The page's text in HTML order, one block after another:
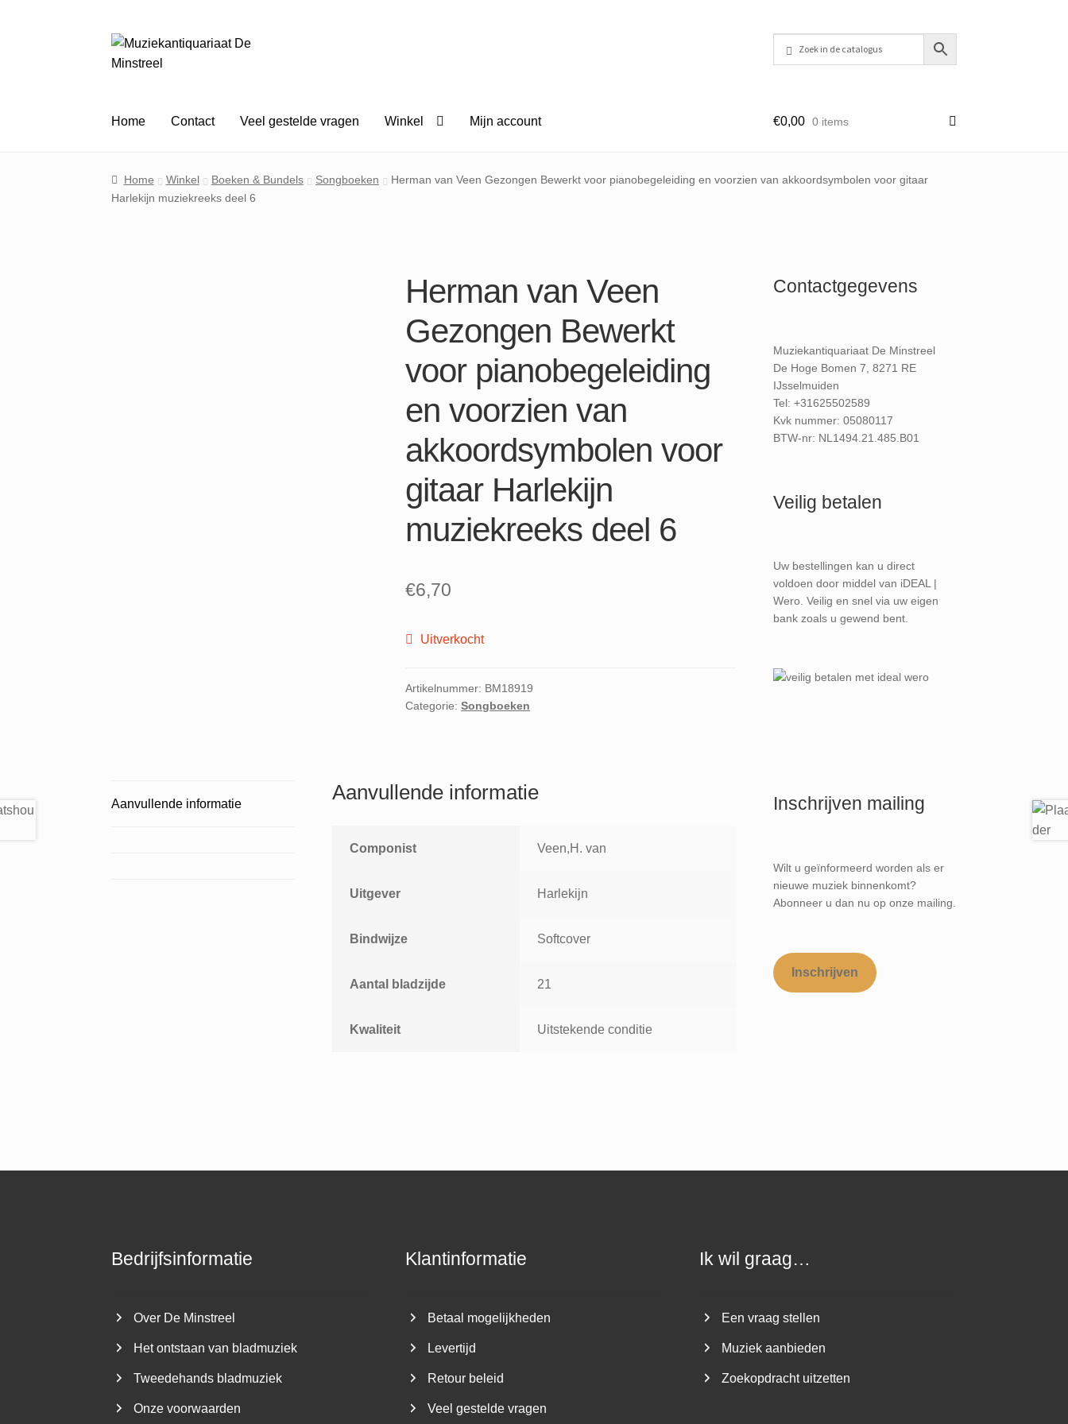
Ga
door
Ga
naar
Home
Contact Veel gestelde vragen Winkel Mijn account €0,00 0 items
Home Winkel Boeken & Bundels Songboeken
Herman van Veen Gezongen Bewerkt voor pianobegeleiding en voorzien van akkoordsymbolen voor gitaar
Harlekijn muziekreeks deel 6
Herman van Veen
Gezongen Bewerkt
voor pianobegeleiding
en voorzien van
akkoordsymbolen voor
gitaar Harlekijn
muziekreeks deel 6
€6,70
Uitverkocht
Artikelnummer: BM18919
Categorie:Songboeken
Aanvullende informatie
Aanvullende informatie
Componist Veen,H. van
Uitgever Harlekijn
Bindwijze Softcover
Aantal bladzijde 21
Kwaliteit Uitstekende conditie
Contactgegevens
Muziekantiquariaat De Minstreel
De Hoge Bomen 7, 8271 RE
IJsselmuiden
Tel: +31625502589
Kvk nummer: 05080117
BTW-nr: NL1494.21.485.B01
Veilig betalen
Uw bestellingen kan u direct
voldoen door middel van iDEAL |
Wero. Veilig en snel via uw eigen
bank zoals u gewend bent.
Inschrijven mailing
Wilt u geïnformeerd worden als er
nieuwe muziek binnenkomt?
Abonneer u dan nu op onze mailing.
Inschrijven
Bedrijfsinformatie
Over De Minstreel
Het ontstaan van bladmuziek
Tweedehands bladmuziek
Onze voorwaarden
Klantinformatie
Betaal mogelijkheden
Levertijd
Retour beleid
Veel gestelde vragen
Ik wil graag…
Een vraag stellen
Muziek aanbieden
Zoekopdracht uitzetten